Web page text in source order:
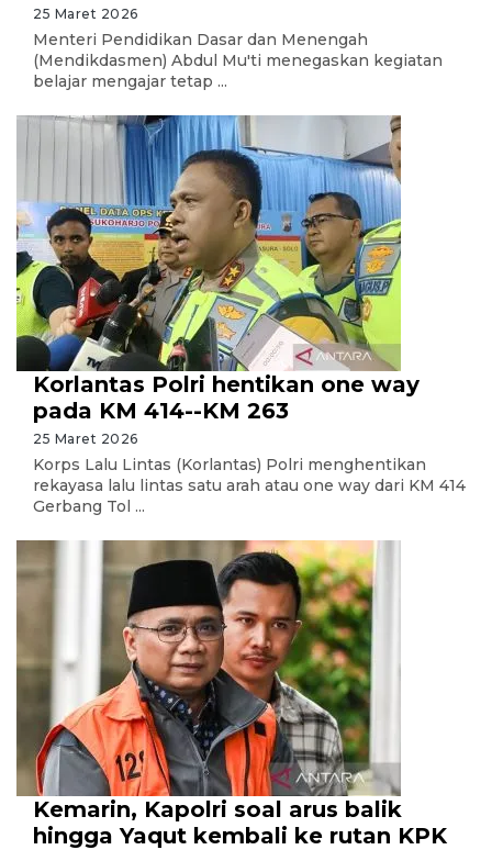
25 Maret 2026
Menteri Pendidikan Dasar dan Menengah
(Mendikdasmen) Abdul Mu'ti menegaskan kegiatan
belajar mengajar tetap ...
Korlantas Polri hentikan one way
pada KM 414--KM 263
25 Maret 2026
Korps Lalu Lintas (Korlantas) Polri menghentikan
rekayasa lalu lintas satu arah atau one way dari KM 414
Gerbang Tol ...
Kemarin, Kapolri soal arus balik
hingga Yaqut kembali ke rutan KPK